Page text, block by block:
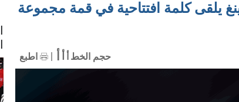
يلقى كلمة افتتاحية في قمة مجموعة
اطبع حجم الخط